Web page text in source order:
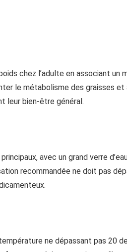
chez l’adulte en associant
le métabolisme des graisses
leur bien-être général.
avec un grand verre
recommandée ne doit pas
ne dépassant pas 20